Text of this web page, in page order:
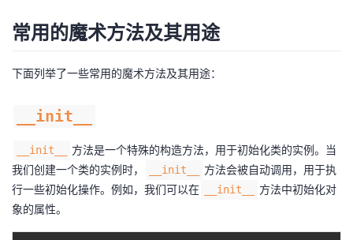
的
我
子
直
播
的
活
我
的
我
常用的魔术方法及其用途
下面列举了一些常用的魔术方法及其用途：
__init__
__init__
方法是一个特殊的构造方法，用于初始化类的实例。当
我们创建一个类的实例时，
__init__
方法会被自动调用，用于执
行一些初始化操作。例如，我们可以在
__init__
方法中初始化对
象的属性。